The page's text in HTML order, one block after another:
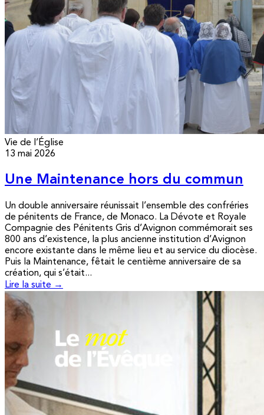
Vie de l’Église
13 mai 2026
Une Maintenance hors du commun
Un double anniversaire réunissait l’ensemble des confréries
de pénitents de France, de Monaco. La Dévote et Royale
Compagnie des Pénitents Gris d’Avignon commémorait ses
800 ans d’existence, la plus ancienne institution d’Avignon
encore existante dans le même lieu et au service du diocèse.
Puis la Maintenance, fêtait le centième anniversaire de sa
création, qui s’était...
Lire la suite →